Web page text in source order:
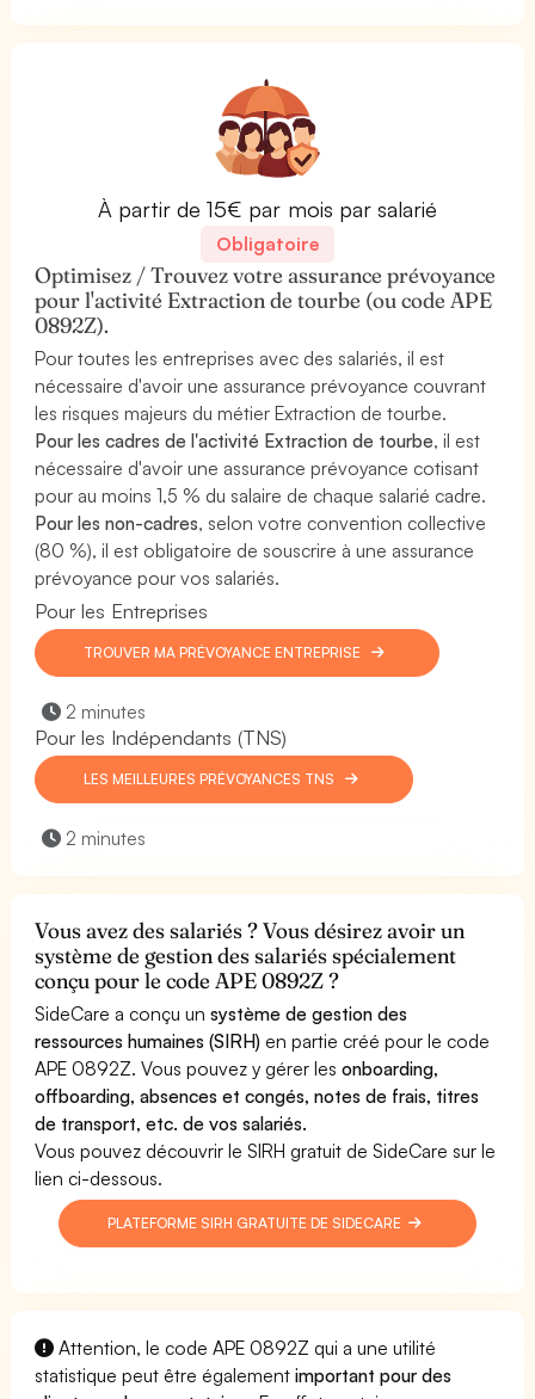
À partir de 15€ par mois par salarié
Obligatoire
Optimisez / Trouvez votre assurance prévoyance
pour l'activité Extraction de tourbe (ou code APE
0892Z).
Pour toutes les entreprises avec des salariés, il est
nécessaire d'avoir une assurance prévoyance couvrant
les risques majeurs du métier Extraction de tourbe.
Pour les cadres de l'activité Extraction de tourbe, il est
nécessaire d'avoir une assurance prévoyance cotisant
pour au moins 1,5 % du salaire de chaque salarié cadre.
Pour les non-cadres, selon votre convention collective
(80 %), il est obligatoire de souscrire à une assurance
prévoyance pour vos salariés.
Pour les Entreprises
TROUVER MA PRÉVOYANCE ENTREPRISE
2 minutes
Pour les Indépendants (TNS)
LES MEILLEURES PRÉVOYANCES TNS
2 minutes
Vous avez des salariés ? Vous désirez avoir un
système de gestion des salariés spécialement
conçu pour le code APE 0892Z ?
SideCare a conçu unsystème de gestion des
ressources humaines (SIRH) en partie créé pour le code
APE 0892Z. Vous pouvez y gérer lesonboarding,
offboarding, absences et congés, notes de frais, titres
de transport, etc. de vos salariés.
Vous pouvez découvrir le SIRH gratuit de SideCare sur le
lien ci-dessous.
PLATEFORME SIRH GRATUITE DE SIDECARE
Attention, le code APE 0892Z qui a une utilité
statistique peut être égalementimportant pour des